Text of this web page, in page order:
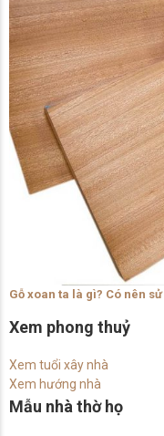
Gỗ xoan ta là gì? Có nên
Xem phong thuỷ
Xem tuổi xây nhà
Xem hướng nhà
Mẫu nhà thờ họ